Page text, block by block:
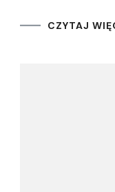
CZYTAJ